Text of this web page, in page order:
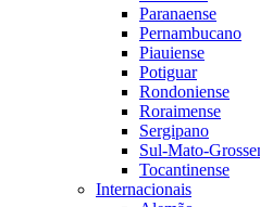
Paranaense
Pernambucano
Piauiense
Potiguar
Rondoniense
Roraimense
Sergipano
Sul-Mato-
Tocantinense
Internacionais